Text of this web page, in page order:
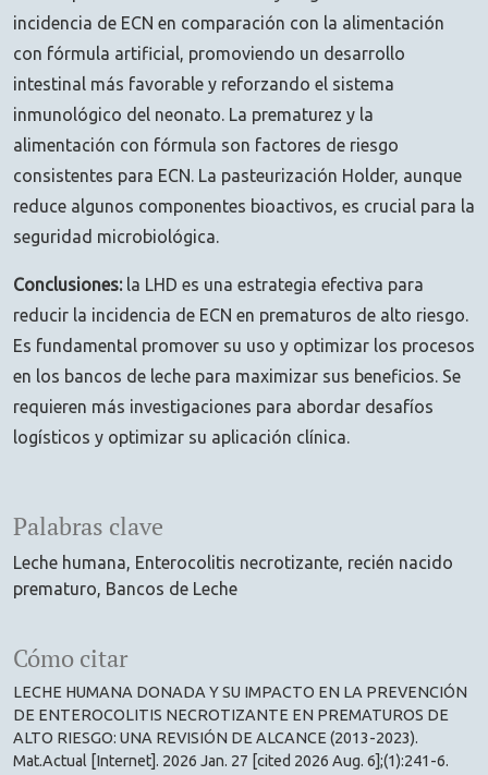
Palabras clave
Leche humana Enterocolitis necrotizante recién nacido
prematuro Bancos de Leche
Cómo citar
LECHE HUMANA DONADA Y SU IMPACTO EN LA PREVENCIÓN
DE ENTEROCOLITIS NECROTIZANTE EN PREMATUROS DE
ALTO RIESGO: UNA REVISIÓN DE ALCANCE (2013-2023).
Mat.Actual [Internet]. 2026 Jan. 27 [cited 2026 Aug. 6];(1):241-6.
incidencia de ECN en comparación con la alimentación
con fórmula artificial, promoviendo un desarrollo
intestinal más favorable y reforzando el sistema
inmunológico del neonato. La prematurez y la
alimentación con fórmula son factores de riesgo
consistentes para ECN. La pasteurización Holder, aunque
reduce algunos componentes bioactivos, es crucial para la
seguridad microbiológica.
Conclusiones:la LHD es una estrategia efectiva para
reducir la incidencia de ECN en prematuros de alto riesgo.
Es fundamental promover su uso y optimizar los procesos
en los bancos de leche para maximizar sus beneficios. Se
requieren más investigaciones para abordar desafíos
logísticos y optimizar su aplicación clínica.